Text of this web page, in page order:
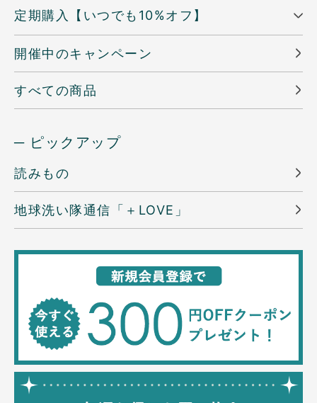
定期購入【いつでも10%オフ】
開催中のキャンペーン
すべての商品
─ ピックアップ
読みもの
地球洗い隊通信「＋LOVE」